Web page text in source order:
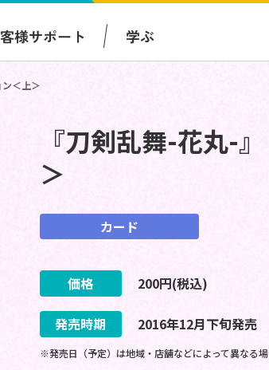
様サポート 学ぶ
＜上＞
『刀剣乱舞-花丸-
＞
カード
価格 200円(税込)
発売時期
2016年12月下旬発売
※発売日（予定）は地域・店舗などによって異なる